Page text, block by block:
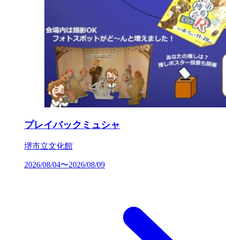
プレイバックミュシャ
堺市立文化館
2026/08/04〜2026/08/09